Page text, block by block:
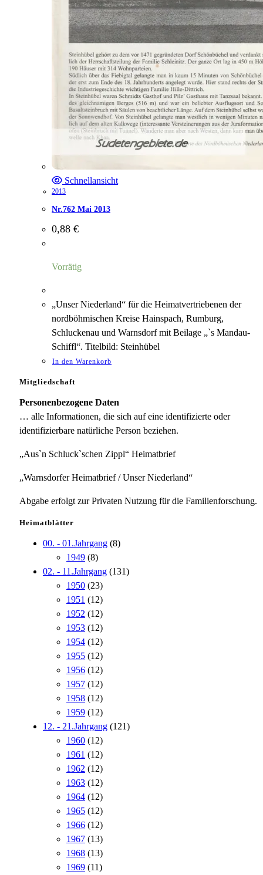
Schnellansicht
2013
Nr.762 Mai 2013
0,88 €
Vorrätig
„Unser Niederland“ für die Heimatvertriebenen der
nordböhmischen Kreise Hainspach, Rumburg,
Schluckenau und Warnsdorf mit Beilage „`s Mandau-
Schiffl“. Titelbild: Steinhübel
In den Warenkorb
Mitgliedschaft
Personenbezogene Daten
… alle Informationen, die sich auf eine identifizierte oder
identifizierbare natürliche Person beziehen.
„Aus`n Schluck`schen Zippl“ Heimatbrief
„Warnsdorfer Heimatbrief / Unser Niederland“
Abgabe erfolgt zur Privaten Nutzung für die Familienforschung.
Heimatblätter
00. - 01.Jahrgang (8)
1949 (8)
02. - 11.Jahrgang (131)
1950 (23)
1951 (12)
1952 (12)
1953 (12)
1954 (12)
1955 (12)
1956 (12)
1957 (12)
1958 (12)
1959 (12)
12. - 21.Jahrgang (121)
1960 (12)
1961 (12)
1962 (12)
1963 (12)
1964 (12)
1965 (12)
1966 (12)
1967 (13)
1968 (13)
1969 (11)